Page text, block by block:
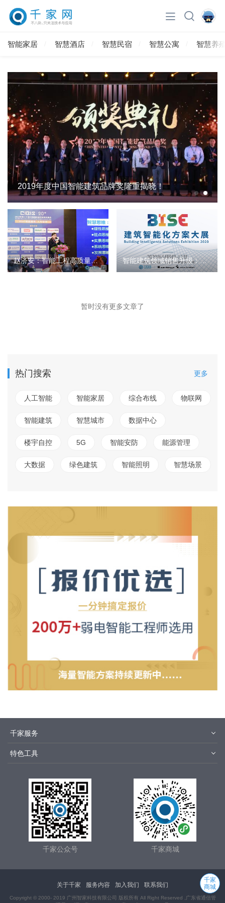
智能家居 智慧酒店 智慧民宿 智慧公寓 智慧养
2019年度中国智能建筑品牌奖隆重揭晓！
赵济安：智能工程高质量提升持续的若干明示和探讨 智能建筑领域销售升级：从卖产品到卖方案
暂时没有更多文章了
热门搜索 更多
人工智能 智能家居 综合布线 物联网
智能建筑 智慧城市 数据中心
楼宇自控 5G 智能安防 能源管理
大数据 绿色建筑 智能照明 智慧场景
千家服务
千家文库
特色工具
集成商优选
千家城市站
智慧社区方案
千家公众号 千家商城
关于千家 服务内容 加入我们 联系我们
Copyright © 2000- 2019 广州智家科技有限公司 版权所有 All Right Reserved , 广东省通信管
千家
商城